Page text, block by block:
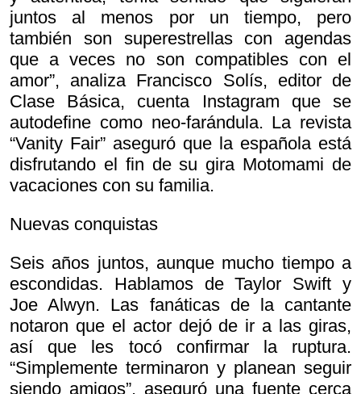
juntos al menos por un tiempo, pero
también son superestrellas con agendas
que a veces no son compatibles con el
amor”, analiza Francisco Solís, editor de
Clase Básica, cuenta Instagram que se
autodefine como neo-farándula. La revista
“Vanity Fair” aseguró que la española está
disfrutando el fin de su gira Motomami de
vacaciones con su familia.
Nuevas conquistas
Seis años juntos, aunque mucho tiempo a
escondidas. Hablamos de Taylor Swift y
Joe Alwyn. Las fanáticas de la cantante
notaron que el actor dejó de ir a las giras,
así que les tocó confirmar la ruptura.
“Simplemente terminaron y planean seguir
siendo amigos”, aseguró una fuente cerca